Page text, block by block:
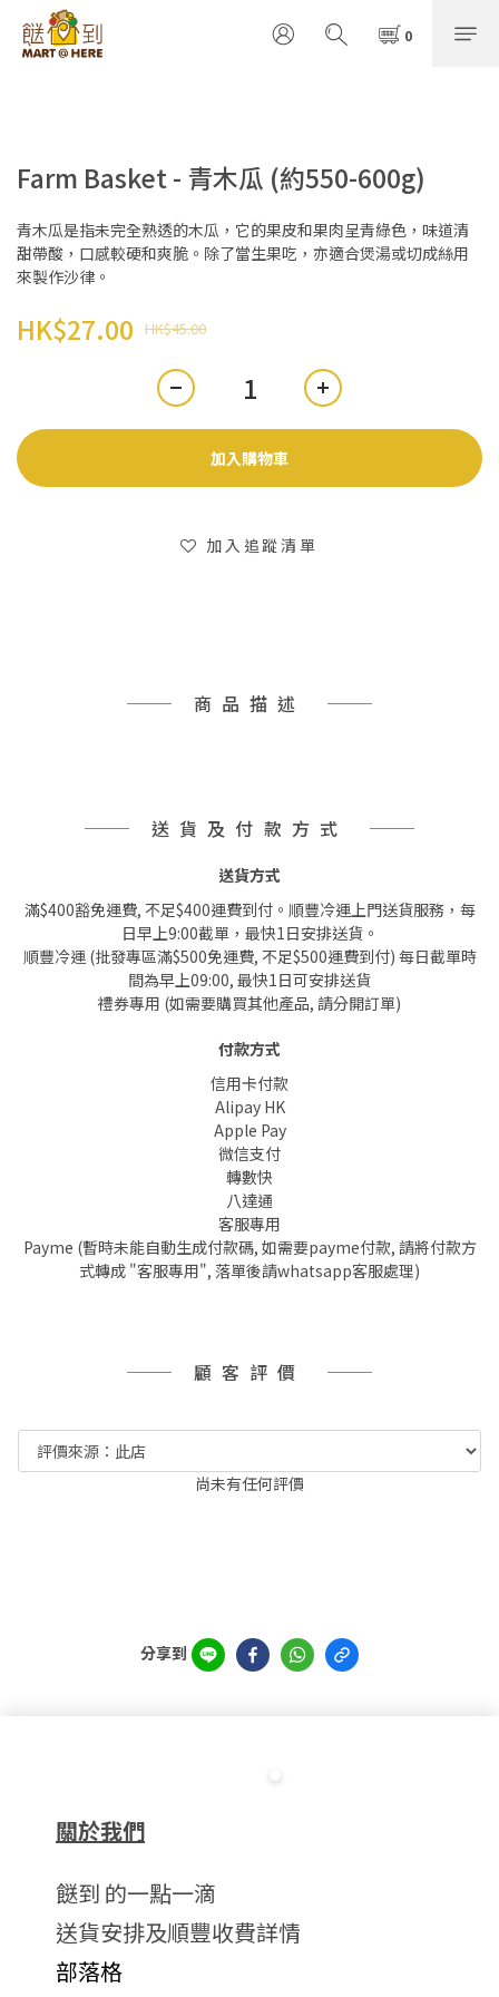
Farm Basket - 青木瓜 (約550-600g)
青木瓜是指未完全熟透的木瓜，它的果皮和果肉呈青綠色，味道清
甜帶酸，口感較硬和爽脆。除了當生果吃，亦適合煲湯或切成絲用
來製作沙律。
HK$45.00
HK$27.00
加入購物車
加入追蹤清單
商品描述
送貨及付款方式
送貨方式
滿$400豁免運費, 不足$400運費到付。順豐冷運上門送貨服務，每
日早上9:00截單，最快1日安排送貨。
順豐冷運 (批發專區滿$500免運費, 不足$500運費到付) 每日截單時
間為早上09:00, 最快1日可安排送貨
禮券專用 (如需要購買其他產品, 請分開訂單)
付款方式
信用卡付款
Alipay HK
Apple Pay
微信支付
轉數快
八達通
客服專用
Payme (暫時未能自動生成付款碼, 如需要payme付款, 請將付款方
式轉成 "客服專用", 落單後請whatsapp客服處理)
顧客評價
尚未有任何評價
分享到
關於我們
餸到 的一點一滴
送貨安排及順豐收費詳情
部落格